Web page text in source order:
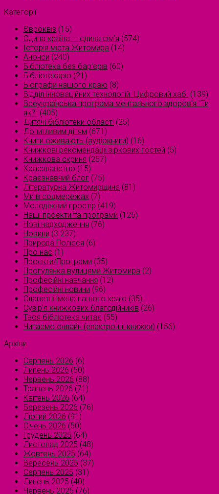
Категорії
Євроквіз (15)
Єдина країна — єдина сім’я (574)
Історія міста Житомира (14)
Анонси (240)
Бібліотека без бар'єрів (60)
Бібліотекарю (21)
Біографи нашого краю (8)
Відділ інноваційних технологій. Цифровий хаб. (139)
Всеукраїнська програма ментального здоров'я "Ти
як?" (405)
Дитячі бібліотеки області (25)
Допитливим дітям (671)
Книги оживають (аудіокниги) (16)
Книжкові рекомендації зіркових гостей (5)
Книжкова скриня (257)
Краєзнавство (15)
Краєзнавчий блог (75)
Літературна Житомирщина (81)
Ми в соцмережах (7)
Молодіжний простір (419)
Наші проєкти та програми (125)
Нові надходження (76)
Новини (3 237)
Природа Полісся (6)
Про нас (1)
Проєкти/Програми (35)
Прогулянка вулицями Житомира (2)
Професійні навчання (12)
Професійні новини (96)
Славетні імена нашого краю (35)
Сузірʼя книжкових благодійників (26)
Твоя бібліотека читає (55)
Читаємо онлайн (електронні книжки) (156)
Архіви
Серпень 2026 (6)
Липень 2026 (50)
Червень 2026 (88)
Травень 2026 (71)
Квітень 2026 (64)
Березень 2026 (76)
Лютий 2026 (91)
Січень 2026 (50)
Грудень 2025 (64)
Листопад 2025 (48)
Жовтень 2025 (64)
Вересень 2025 (37)
Серпень 2025 (31)
Липень 2025 (40)
Червень 2025 (76)